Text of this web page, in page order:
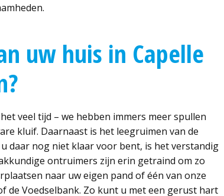
uw huis in Capelle
veel tijd – we hebben immers meer spullen
kluif. Daarnaast is het leegruimen van de
daar nog niet klaar voor bent, is het verstandig
ontruimers zijn erin getraind om zo
naar uw eigen pand of één van onze
de Voedselbank. Zo kunt u met een gerust hart